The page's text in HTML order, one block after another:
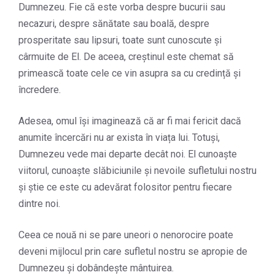
Dumnezeu. Fie că este vorba despre bucurii sau
necazuri, despre sănătate sau boală, despre
prosperitate sau lipsuri, toate sunt cunoscute și
cârmuite de El. De aceea, creștinul este chemat să
primească toate cele ce vin asupra sa cu credință și
încredere.
Adesea, omul își imaginează că ar fi mai fericit dacă
anumite încercări nu ar exista în viața lui. Totuși,
Dumnezeu vede mai departe decât noi. El cunoaște
viitorul, cunoaște slăbiciunile și nevoile sufletului nostru
și știe ce este cu adevărat folositor pentru fiecare
dintre noi.
Ceea ce nouă ni se pare uneori o nenorocire poate
deveni mijlocul prin care sufletul nostru se apropie de
Dumnezeu și dobândește mântuirea.